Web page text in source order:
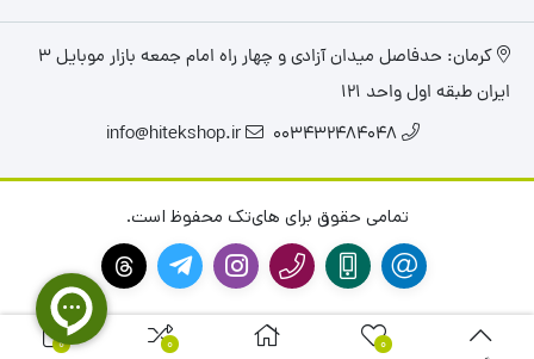
استوک و اپن باکس فعالیت دارد. برای خرید لپ تاپ می توانید با
شماره۰۲۱۸۸۹۳۱۹۳۰
با مادر ارتباط باشید. کارشناسان ما در اسرا وقت
به شما پاسخ داده خواهد شد.
فوق العاده سبک
ساپورت ویندوز 11
شارژ دهی خوب باتری
کرمان: حدفاصل میدان آزادی و چهار راه امام جمعه بازار موبایل ۳
ایران طبقه اول واحد ۱۲۱
003432484048
info@hitekshop.ir
تمامی حقوق برای های‌تک محفوظ است.
0
0
0